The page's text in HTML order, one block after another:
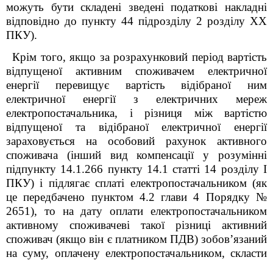
можуть бути складені зведені податкові накладні
відповідно до пункту 44 підрозділу 2 розділу ХХ
ПКУ).
Крім того, якщо за розрахунковий період вартість
відпущеної активним споживачем електричної
енергії перевищує вартість відібраної ним
електричної енергії з електричних мереж
електропостачальника, і різниця між вартістю
відпущеної та відібраної електричної енергії
зараховується на особовий рахунок активного
споживача (інший вид компенсації у розумінні
підпункту 14.1.266 пункту 14.1 статті 14 розділу І
ПКУ) і підлягає сплаті електропостачальником (як
це передбачено пунктом 4.2 глави 4 Порядку №
2651), то на дату оплати електропостачальником
активному споживачеві такої різниці активний
споживач (якщо він є платником ПДВ) зобов’язаний
на суму, оплачену електропостачальником, скласти